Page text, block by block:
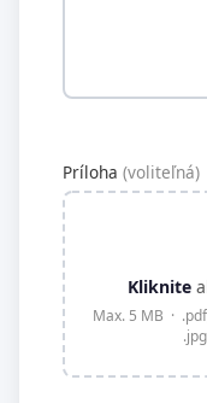
Príloha (voliteľná)
Kliknite
Max. 5 MB ·